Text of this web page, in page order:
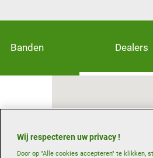
Banden Dealers
Wij respecteren uw privacy !
Door op "Alle cookies accepteren" te klikken,